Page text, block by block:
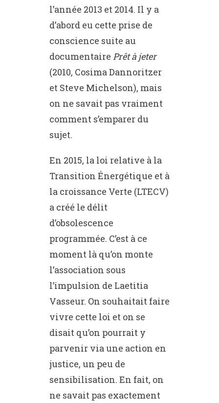
l’année 2013 et 2014. Il y a
d’abord eu cette prise de
conscience suite au
documentaire Prêt à jeter
(2010, Cosima Dannoritzer
et Steve Michelson), mais
on ne savait pas vraiment
comment s’emparer du
sujet.
En 2015, la loi relative à la
Transition Énergétique et à
la croissance Verte (LTECV)
a créé le délit
d’obsolescence
programmée. C’est à ce
moment là qu’on monte
l’association sous
l’impulsion de Laetitia
Vasseur. On souhaitait faire
vivre cette loi et on se
disait qu’on pourrait y
parvenir via une action en
justice, un peu de
sensibilisation. En fait, on
ne savait pas exactement